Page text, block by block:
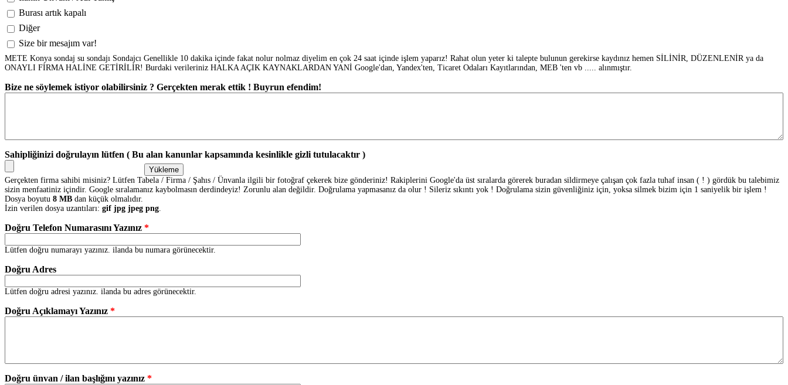
Burası artık kapalı
Diğer
Size bir mesajım var!
METE Konya sondaj su sondajı Sondajcı Genellikle 10 dakika içinde fakat nolur nolmaz diyelim en çok 24 saat içinde işlem yaparız! Rahat olun yeter ki talepte bulunun gerekirse kaydınız hemen SİLİNİR, DÜZENLENİR ya da
ONAYLI FİRMA HALİNE GETİRİLİR! Burdaki verileriniz HALKA AÇIK KAYNAKLARDAN YANİ Google'dan, Yandex'ten, Ticaret Odaları Kayıtlarından, MEB 'ten vb ..... alınmıştır.
Bize ne söylemek istiyor olabilirsiniz ? Gerçekten merak ettik ! Buyrun efendim!
Sahipliğinizi doğrulayın lütfen ( Bu alan kanunlar kapsamında kesinlikle gizli tutulacaktır )
Gerçekten firma sahibi misiniz? Lütfen Tabela / Firma / Şahıs / Ünvanla ilgili bir fotoğraf çekerek bize gönderiniz! Rakiplerini Google'da üst sıralarda görerek buradan sildirmeye çalışan çok fazla tuhaf insan ( ! ) gördük bu talebimiz
sizin menfaatiniz içindir. Google sıralamanız kaybolmasın derdindeyiz! Zorunlu alan değildir. Doğrulama yapmasanız da olur ! Sileriz sıkıntı yok ! Doğrulama sizin güvenliğiniz için, yoksa silmek bizim için 1 saniyelik bir işlem !
Dosya boyutu 8 MB dan küçük olmalıdır.
İzin verilen dosya uzantıları: gif jpg jpeg png
Doğru Telefon Numarasını Yazınız *
Lütfen doğru numarayı yazınız. ilanda bu numara görünecektir.
Doğru Adres
Lütfen doğru adresi yazınız. ilanda bu adres görünecektir.
Doğru Açıklamayı Yazınız *
Doğru ünvan / ilan başlığını yazınız *